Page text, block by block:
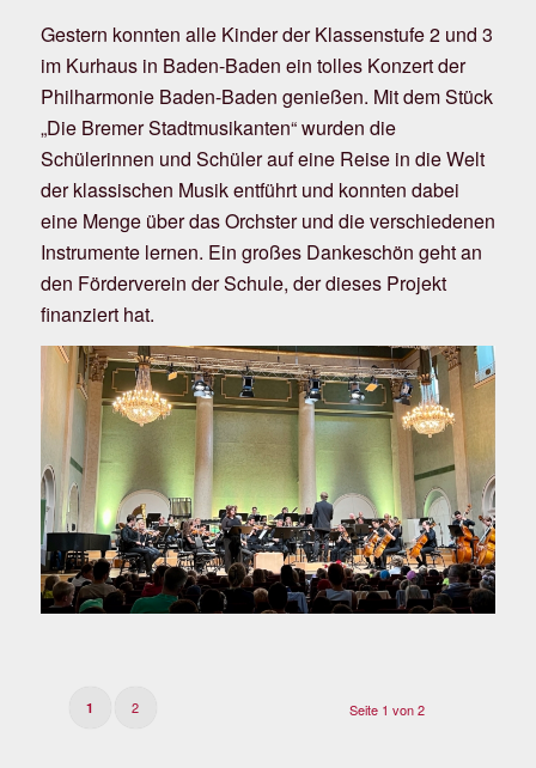
Gestern konnten alle Kinder der Klassenstufe 2 und 3
im Kurhaus in Baden-Baden ein tolles Konzert der
Philharmonie Baden-Baden genießen. Mit dem Stück
„Die Bremer Stadtmusikanten“ wurden die
Schülerinnen und Schüler auf eine Reise in die Welt
der klassischen Musik entführt und konnten dabei
eine Menge über das Orchster und die verschiedenen
Instrumente lernen. Ein großes Dankeschön geht an
den Förderverein der Schule, der dieses Projekt
finanziert hat.
Seite 1 von 2
1 2